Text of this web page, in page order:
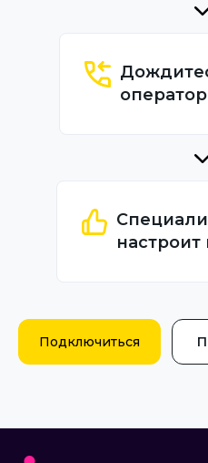
Подключиться